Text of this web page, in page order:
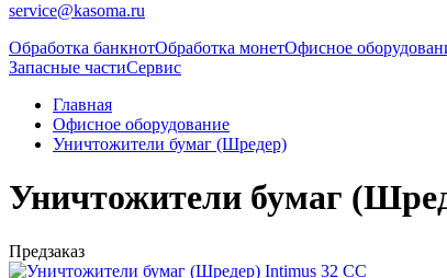
service@kasoma.ru
Обработка банкнотОбработка монетОфисное
Запасные частиСервис
Главная
Офисное оборудование
Уничтожители бумаг (Шредер)
Уничтожители бумаг
Предзаказ